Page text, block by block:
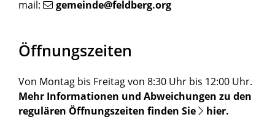
mail: gemeinde@feldberg.org
Öffnungszeiten
Von Montag bis Freitag von 8:30 Uhr bis 12:00 Uhr.
Mehr Informationen und Abweichungen zu den
regulären Öffnungszeiten finden Sie
hier.